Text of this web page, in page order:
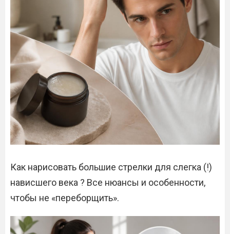
Как нарисовать большие стрелки для слегка (!)
нависшего века ? Все нюансы и особенности,
чтобы не «переборщить».